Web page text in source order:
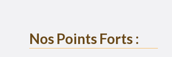
Nos Points Forts :